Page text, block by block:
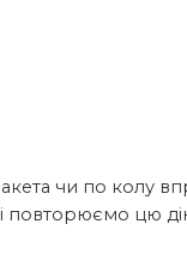
чи по колу
повторюємо цю